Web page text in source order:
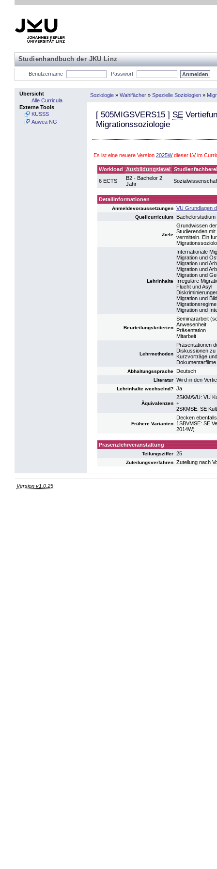
Studienhandbuch der JKU Linz
Benutzername Passwort
Übersicht
Alle Curricula
Externe Tools
KUSSS
Auwea NG
Soziologie » Wahlfächer » Spezielle Soziologien »
[ 505MIGSVERS15 ] SE
Migrationssoziologie
Es ist eine neuere Version 2025Wdieser LV im
Workload Ausbildungslevel
6 ECTS
B2 - Bachelor 2.
Jahr
Detailinformationen
Anmeldevoraussetzungen VU Grundlagen
Quellcurriculum
Ziele
Grundwissen
Studierenden
vermitteln. Ein
Lehrinhalte
Internationale
Migration und
Migration und
Migration und
Migration und
Irreguläre
Flucht und Asyl
Migration und
Migrationsregime
Migration und
Beurteilungskriterien
Seminararbeit
Anwesenheit
Präsentation
Mitarbeit
Lehrmethoden
Präsentationen
Diskussionen zu
Kurzvorträge
Dokumentarfilme
Abhaltungssprache Deutsch
Literatur Wird in den
Lehrinhalte wechselnd? Ja
Äquivalenzen
2SKMAVU: VU
+
2SKMSE: SE
Frühere Varianten
Decken
1SBVMSE: SE
2014W)
Präsenzlehrveranstaltung
Teilungsziffer 25
Zuteilungsverfahren Zuteilung nach
Version v1.0.25